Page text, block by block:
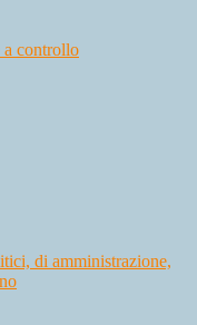
a controllo
di amministrazione,